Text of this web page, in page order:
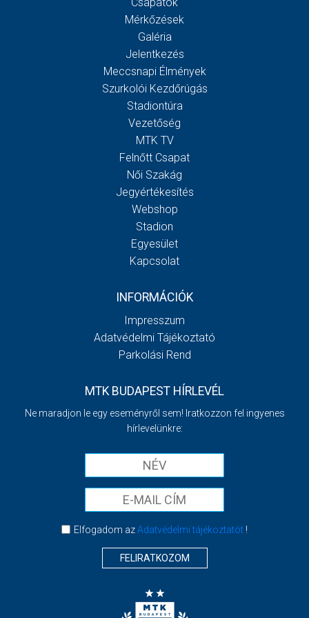
Mérkőzések
Galéria
Jelentkezés
Meccsnapi Élmények
Szurkolói Kezdőrúgás
Stadiontúra
Vezetőség
MTK TV
Felnőtt Csapat
Női Szakág
Jegyértékesítés
Webshop
Stadion
Egyesület
Kapcsolat
INFORMÁCIÓK
Impresszum
Adatvédelmi Tájékoztató
Parkolási Rend
MTK BUDAPEST HÍRLEVÉL
Ne maradjon le egy eseményről sem! Iratkozzon fel ingyenes
hírlevelünkre:
Elfogadom azAdatvédelmi tájékoztatót!
FELIRATKOZOM